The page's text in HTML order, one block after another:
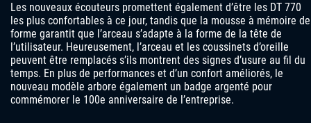
Les nouveaux écouteurs promettent également d’être les DT 770
les plus confortables à ce jour, tandis que la mousse à mémoire de
forme garantit que l’arceau s’adapte à la forme de la tête de
l’utilisateur. Heureusement, l’arceau et les coussinets d’oreille
peuvent être remplacés s’ils montrent des signes d’usure au fil du
temps. En plus de performances et d’un confort améliorés, le
nouveau modèle arbore également un badge argenté pour
commémorer le 100e anniversaire de l’entreprise.